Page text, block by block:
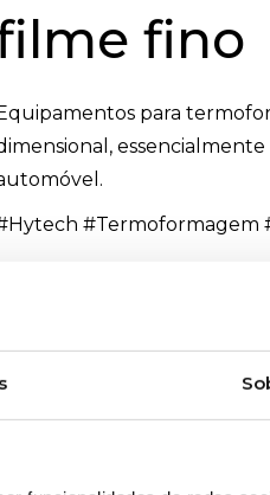
fino
para
#Termoformagem
PRETENDE MAIS